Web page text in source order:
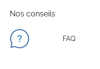
Nos conseils
FAQ